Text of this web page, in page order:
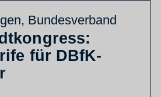
, Bundesverband
für DBfK-